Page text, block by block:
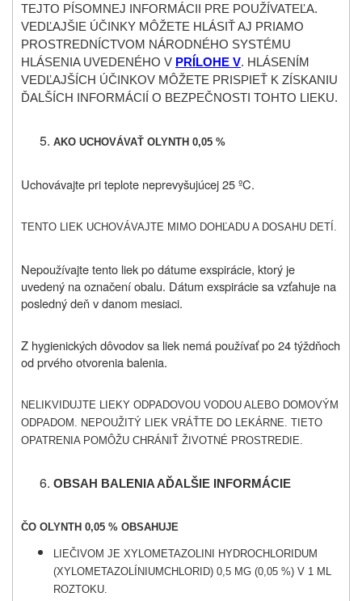
TEJTO PÍSOMNEJ INFORMÁCII PRE POUŽÍVATEĽA.
VEDĽAJŠIE ÚČINKY MÔŽETE HLÁSIŤ AJ PRIAMO
PROSTREDNÍCTVOM NÁRODNÉHO SYSTÉMU
HLÁSENIA UVEDENÉHO V PRÍLOHE V. HLÁSENÍM
VEDĽAJŠÍCH ÚČINKOV MÔŽETE PRISPIEŤ K ZÍSKANIU
ĎALŠÍCH INFORMÁCIÍ O BEZPEČNOSTI TOHTO LIEKU.
AKO UCHOVÁVAŤ OLYNTH 0,05 %
Uchovávajte pri teplote neprevyšujúcej 25 ºC.
TENTO LIEK UCHOVÁVAJTE MIMO DOHĽADU A DOSAHU DETÍ.
Nepoužívajte tento liek po dátume exspirácie, ktorý je
uvedený na označení obalu. Dátum exspirácie sa vzťahuje na
posledný deň v danom mesiaci.
Z hygienických dôvodov sa liek nemá používať po 24 týždňoch
od prvého otvorenia balenia.
NELIKVIDUJTE LIEKY ODPADOVOU VODOU ALEBO DOMOVÝM
ODPADOM. NEPOUŽITÝ LIEK VRÁŤTE DO LEKÁRNE. TIETO
OPATRENIA POMÔŽU CHRÁNIŤ ŽIVOTNÉ PROSTREDIE.
O BSAH BALENIA AĎALŠIE INFORMÁCIE
ČO OLYNTH 0,05 % OBSAHUJE
LIEČIVOM JE XYLOMETAZOLINI HYDROCHLORIDUM
(XYLOMETAZOLÍNIUMCHLORID) 0,5 MG (0,05 %) V 1 ML
ROZTOKU.